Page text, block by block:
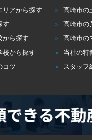
リアから探す 高崎市の
す 高崎市の
から探す 高崎市の
校から探す 当社の特
コツ スタッフ